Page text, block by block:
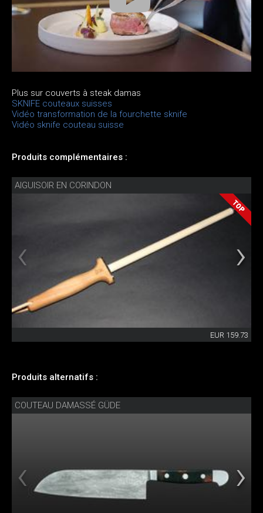
Plus sur couverts à steak damas
SKNIFE couteaux suisses
Vidéo transformation de la fourchette sknife
Vidéo sknife couteau suisse
Produits complémentaires :
AIGUISOIR EN CORINDON
EUR 159.73
Produits alternatifs :
COUTEAU DAMASSÉ GÜDE